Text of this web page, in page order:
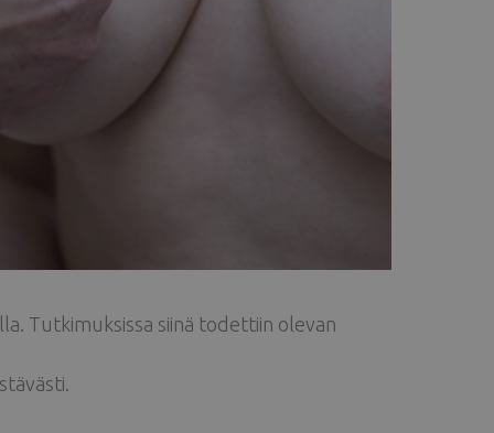
Tutkimuksissa siinä todettiin olevan